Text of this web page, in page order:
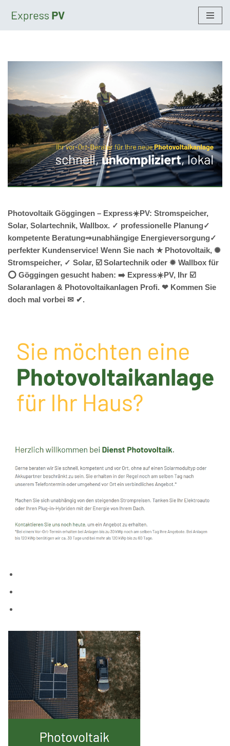
Photovoltaik Göggingen – Express☀️PV️: Stromspeicher,
Solar, Solartechnik, Wallbox. ✓ professionelle Planung✓
kompetente Beratung⇒unabhängige Energieversorgung✓
perfekter Kundenservice! Wenn Sie nach ★ Photovoltaik, ✺
Stromspeicher, ✓ Solar, ☑️ Solartechnik oder ✹ Wallbox für
⭕ Göggingen gesucht haben: ➡️ Express☀️PV️, Ihr ☑️
Solaranlagen & Photovoltaikanlagen Profi. ❤ Kommen Sie
doch mal vorbei ✉ ✔.